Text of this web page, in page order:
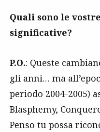
Quali sono le
significative?
P.O.: Queste
gli anni… ma
periodo 2004-2005)
Blasphemy,
Penso tu possa